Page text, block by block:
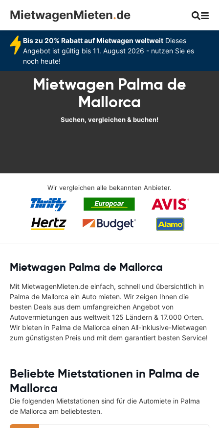
MietwagenMieten.de
Bis zu 20% Rabatt auf Mietwagen weltweitDieses
Angebot ist gültig bis 11. August 2026 - nutzen Sie es
noch heute!
Mietwagen Palma de
Mallorca
Suchen, vergleichen & buchen!
Wir vergleichen alle bekannten Anbieter.
Mietwagen Palma de Mallorca
Mit MietwagenMieten.de einfach, schnell und übersichtlich in
Palma de Mallorca ein Auto mieten. Wir zeigen Ihnen die
besten Deals aus dem umfangreichen Angebot von
Autovermietungen aus weltweit 125 Ländern & 17.000 Orten.
Wir bieten in Palma de Mallorca einen All-inklusive-Mietwagen
zum günstigsten Preis und mit dem garantiert besten Service!
Beliebte Mietstationen in Palma de
Mallorca
Die folgenden Mietstationen sind für die Automiete in Palma
de Mallorca am beliebtesten.